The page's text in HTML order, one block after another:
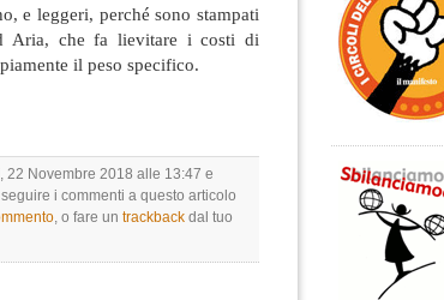
e leggeri, perché sono stampati
Aria, che fa lievitare i costi di
il peso specifico.
22 Novembre 2018 alle 13:47 e
i commenti a questo articolo
, o fare un trackback dal tuo